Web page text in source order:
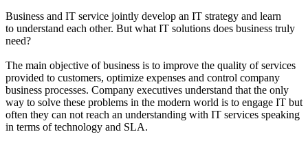
Business and IT service jointly develop an IT strategy and learn
to understand each other. But what IT solutions does business truly
need?
The main objective of business is to improve the quality of services
provided to customers, optimize expenses and control company
business processes. Company executives understand that the only
way to solve these problems in the modern world is to engage IT but
often they can not reach an understanding with IT services speaking
in terms of technology and SLA.